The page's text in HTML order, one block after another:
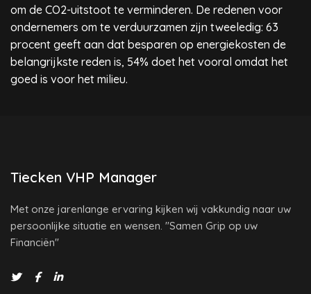
om de CO2-uitstoot te verminderen. De redenen voor
ondernemers om te verduurzamen zijn tweeledig: 63
procent geeft aan dat besparen op energiekosten de
belangrijkste reden is, 54% doet het vooral omdat het
goed is voor het milieu.
Tiecken VHP Manager
Met onze jarenlange ervaring kijken wij vakkundig naar uw
persoonlijke situatie en wensen. "Samen Grip op uw
Financiën"